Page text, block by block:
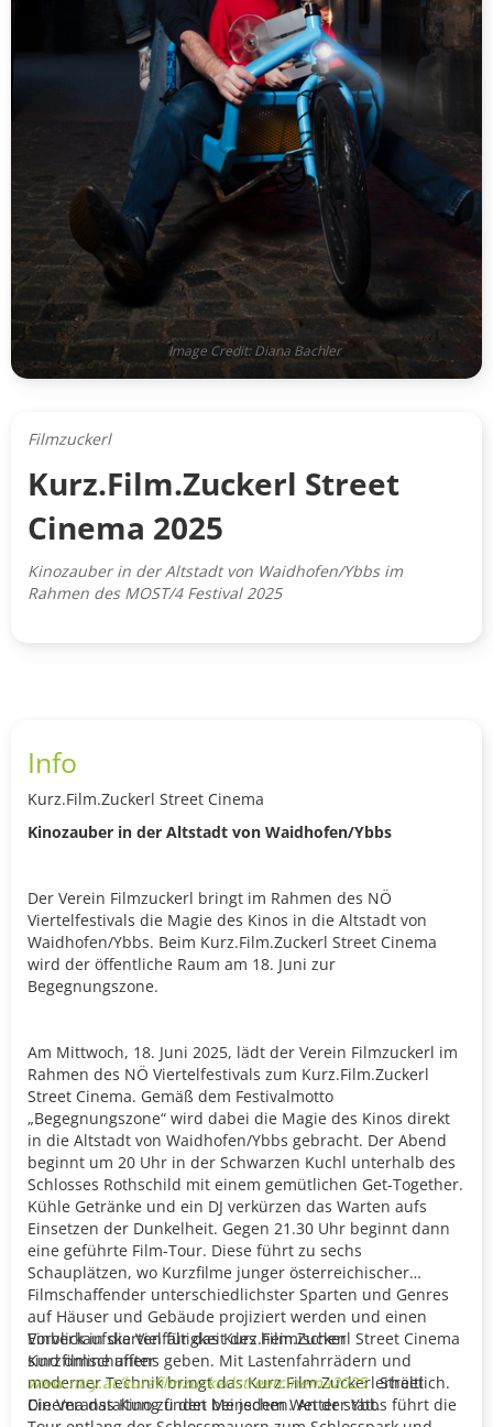
Image Credit: Diana Bachler
Filmzuckerl
Kurz.Film.Zuckerl Street
Cinema 2025
Kinozauber in der Altstadt von Waidhofen/Ybbs im
Rahmen des MOST/4 Festival 2025
Info
Kurz.Film.Zuckerl Street Cinema
Kinozauber in der Altstadt von Waidhofen/Ybbs
Der Verein Filmzuckerl bringt im Rahmen des NÖ
Viertelfestivals die Magie des Kinos in die Altstadt von
Waidhofen/Ybbs. Beim Kurz.Film.Zuckerl Street Cinema
wird der öffentliche Raum am 18. Juni zur
Begegnungszone.
Am Mittwoch, 18. Juni 2025, lädt der Verein Filmzuckerl im
Rahmen des NÖ Viertelfestivals zum Kurz.Film.Zuckerl
Street Cinema. Gemäß dem Festivalmotto
„Begegnungszone“ wird dabei die Magie des Kinos direkt
in die Altstadt von Waidhofen/Ybbs gebracht. Der Abend
beginnt um 20 Uhr in der Schwarzen Kuchl unterhalb des
Schlosses Rothschild mit einem gemütlichen Get-Together.
Kühle Getränke und ein DJ verkürzen das Warten aufs
Einsetzen der Dunkelheit. Gegen 21.30 Uhr beginnt dann
eine geführte Film-Tour. Diese führt zu sechs
Schauplätzen, wo Kurzfilme junger österreichischer
Filmschaffender unterschiedlichster Sparten und Genres
auf Häuser und Gebäude projiziert werden und einen
Einblick in die Vielfältigkeit des heimischen
Kurzfilmschaffens geben. Mit Lastenfahrrädern und
moderner Technik bringt das Kurz.Film.Zuckerl Street
Cinema das Kino zu den Menschen. An der Ybbs führt die
Vorverkaufskarten für das Kurz.Film.Zuckerl Street Cinema
sind online unter
www.ntry.at/kurzfilmzuckerlstreetcinema2025 erhältlich.
Die Veranstaltung findet bei jedem Wetter statt.